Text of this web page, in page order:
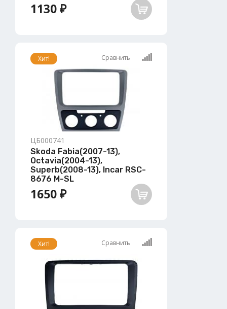
1130 ₽
Хит! Сравнить
ЦБ000741
Skoda Fabia(2007-13),
Octavia(2004-13),
Superb(2008-13), Incar RSC-
8676 M-SL
1650 ₽
Хит! Сравнить